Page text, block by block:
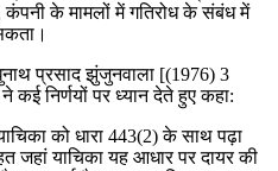
कंपनी के मामलों में गतिरोध के संबंध में
प्रसाद झुंजुनवाला [(1976) 3
निर्णयों पर ध्यान देते हुए कहा:
को धारा 443(2) के साथ पढ़ा
जहां याचिका यह आधार पर दायर की